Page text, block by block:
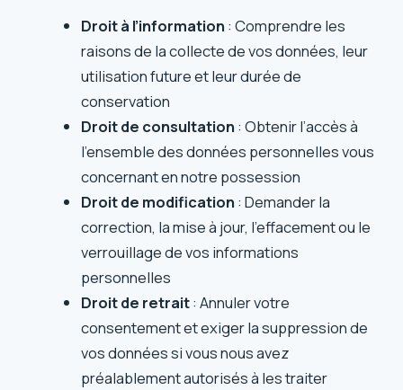
Droit à l’information: Comprendre les
raisons de la collecte de vos données, leur
utilisation future et leur durée de
conservation
Droit de consultation: Obtenir l’accès à
l’ensemble des données personnelles vous
concernant en notre possession
Droit de modification: Demander la
correction, la mise à jour, l’effacement ou le
verrouillage de vos informations
personnelles
Droit de retrait: Annuler votre
consentement et exiger la suppression de
vos données si vous nous avez
préalablement autorisés à les traiter